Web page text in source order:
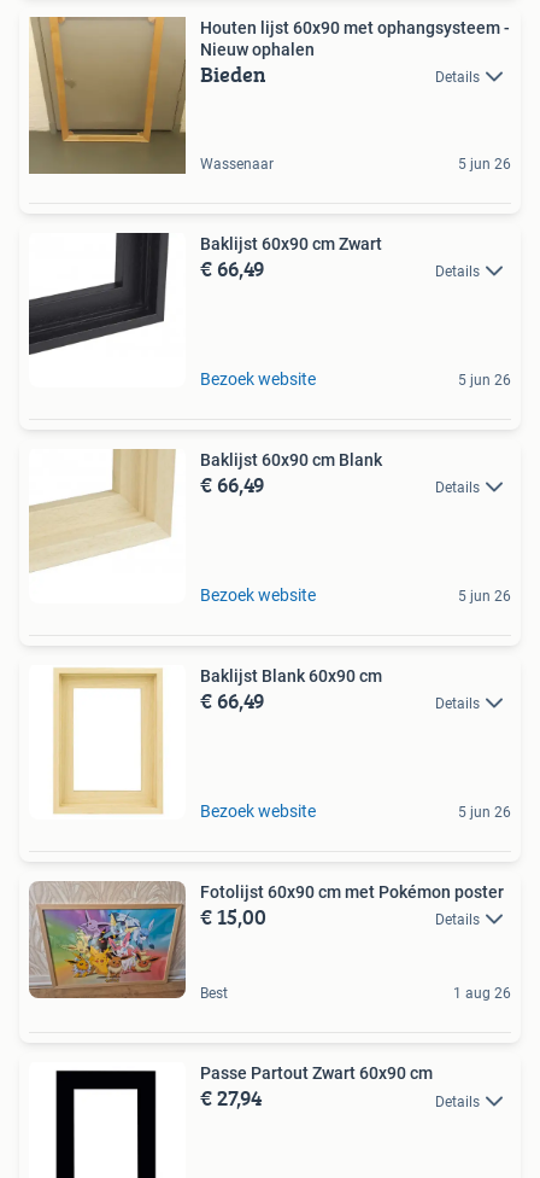
Houten lijst 60x90 met ophangsysteem -
Nieuw ophalen
Bieden Details
Wassenaar 5 jun 26
Baklijst 60x90 cm Zwart
€ 66,49 Details
Bezoek website 5 jun 26
Baklijst 60x90 cm Blank
€ 66,49 Details
Bezoek website 5 jun 26
Baklijst Blank 60x90 cm
€ 66,49 Details
Bezoek website 5 jun 26
Fotolijst 60x90 cm met Pokémon poster
€ 15,00 Details
Best 1 aug 26
Passe Partout Zwart 60x90 cm
€ 27,94 Details